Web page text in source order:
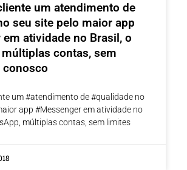
um atendimento de
seu site pelo maior app
em atividade no Brasil, o
contas, sem
um #atendimento de #qualidade no
app #Messenger em atividade no
múltiplas contas, sem limites